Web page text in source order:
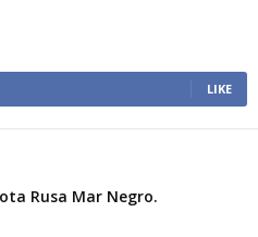
LIKE
Rusa Mar Negro.